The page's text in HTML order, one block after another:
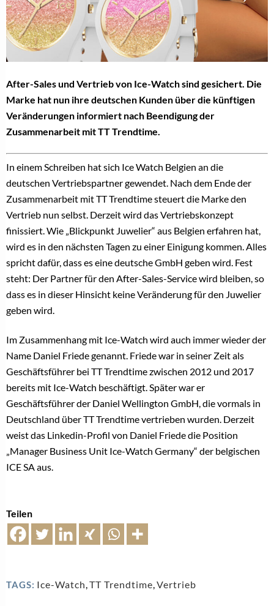
After-Sales und Vertrieb von Ice-Watch sind gesichert. Die
Marke hat nun ihre deutschen Kunden über die künftigen
Veränderungen informiert nach Beendigung der
Zusammenarbeit mit TT Trendtime.
In einem Schreiben hat sich Ice Watch Belgien an die
deutschen Vertriebspartner gewendet. Nach dem Ende der
Zusammenarbeit mit TT Trendtime steuert die Marke den
Vertrieb nun selbst. Derzeit wird das Vertriebskonzept
finissiert. Wie „Blickpunkt Juwelier“ aus Belgien erfahren hat,
wird es in den nächsten Tagen zu einer Einigung kommen. Alles
spricht dafür, dass es eine deutsche GmbH geben wird. Fest
steht: Der Partner für den After-Sales-Service wird bleiben, so
dass es in dieser Hinsicht keine Veränderung für den Juwelier
geben wird.
Im Zusammenhang mit Ice-Watch wird auch immer wieder der
Name Daniel Friede genannt. Friede war in seiner Zeit als
Geschäftsführer bei TT Trendtime zwischen 2012 und 2017
bereits mit Ice-Watch beschäftigt. Später war er
Geschäftsführer der Daniel Wellington GmbH, die vormals in
Deutschland über TT Trendtime vertrieben wurden. Derzeit
weist das Linkedin-Profil von Daniel Friede die Position
„Manager Business Unit Ice-Watch Germany“ der belgischen
ICE SA aus.
Teilen
TAGS: Ice-Watch,TT Trendtime,Vertrieb